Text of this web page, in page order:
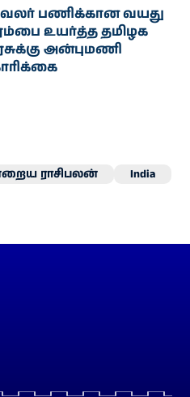
பணிக்கான வயது
உயர்த்த தமிழக
அன்புமணி
ராசிபலன்
India